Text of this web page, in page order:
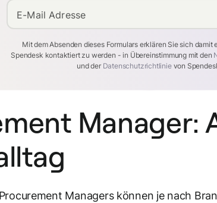
E-Mail Adresse
Mit dem Absenden dieses Formulars erklären Sie sich damit
Spendesk kontaktiert zu werden - in Übereinstimmung mit den
und der Datenschutzrichtlinievon
Manager:
Managers können je nach